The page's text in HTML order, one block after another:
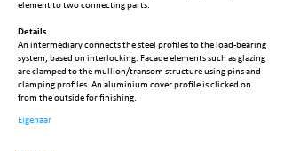
element to two connecting parts.
Details
An intermediary connects the steel profiles to the load-bearing
system, based on interlocking. Facade elements such as glazing
are clamped to the mullion/transom structure using pins and
clamping profiles. An aluminium cover profile is clicked on
from the outside for finishing.
Eigenaar